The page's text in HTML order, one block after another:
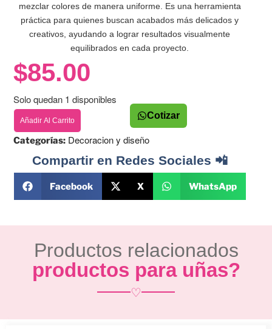
mezclar colores de manera uniforme. Es una herramienta
práctica para quienes buscan acabados más delicados y
creativos, ayudando a lograr resultados visualmente
equilibrados en cada proyecto.
$85.00
Solo quedan 1 disponibles
Añadir Al Carrito Cotizar
Categorías: Decoracion y diseño
Compartir en Redes Sociales 📲
Facebook X WhatsApp
Productos relacionados
productos para uñas?
♡